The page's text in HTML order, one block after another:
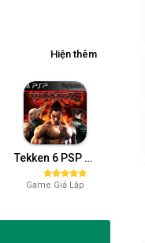
Hiện thêm
Tekken 6 PSP (Giả Lập PSP)
Game Giả Lập